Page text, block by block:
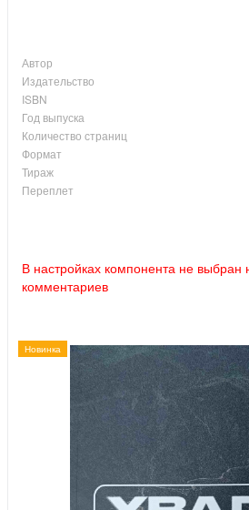
Автор
Издательство
ISBN
Год выпуска
Количество страниц
Формат
Тираж
Переплет
В настройках компонента не выбран
комментариев
Новинка